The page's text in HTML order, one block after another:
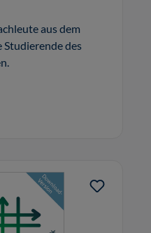
aus dem
Studierende des